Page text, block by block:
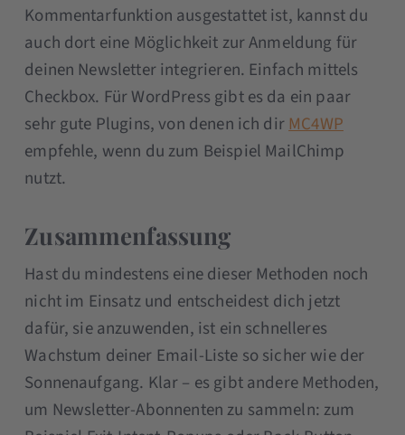
Kommentarfunktion ausgestattet ist, kannst du
auch dort eine Möglichkeit zur Anmeldung für
deinen Newsletter integrieren. Einfach mittels
Checkbox. Für WordPress gibt es da ein paar
sehr gute Plugins, von denen ich dirMC4WP
empfehle, wenn du zum Beispiel MailChimp
nutzt.
Zusammenfassung
Hast du mindestens eine dieser Methoden noch
nicht im Einsatz und entscheidest dich jetzt
dafür, sie anzuwenden, ist ein schnelleres
Wachstum deiner Email-Liste so sicher wie der
Sonnenaufgang. Klar – es gibt andere Methoden,
um Newsletter-Abonnenten zu sammeln: zum